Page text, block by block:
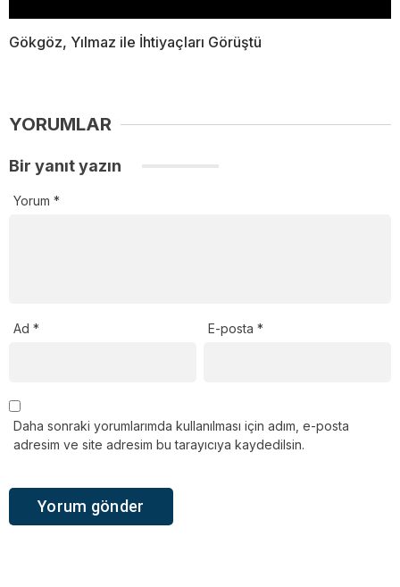
Gökgöz, Yılmaz ile İhtiyaçları Görüştü
YORUMLAR
Bir yanıt yazın
Yorum *
Ad * E-posta*
Daha sonraki yorumlarımda kullanılması için adım, e-posta
adresim ve site adresim bu tarayıcıya kaydedilsin.